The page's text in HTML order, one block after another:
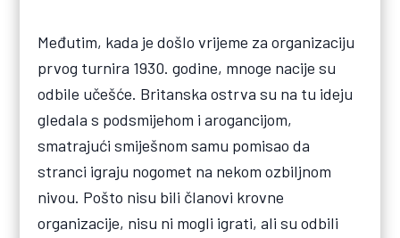
Međutim, kada je došlo vrijeme za organizaciju
prvog turnira 1930. godine, mnoge nacije su
odbile učešće. Britanska ostrva su na tu ideju
gledala s podsmijehom i arogancijom,
smatrajući smiješnom samu pomisao da
stranci igraju nogomet na nekom ozbiljnom
nivou. Pošto nisu bili članovi krovne
organizacije, nisu ni mogli igrati, ali su odbili